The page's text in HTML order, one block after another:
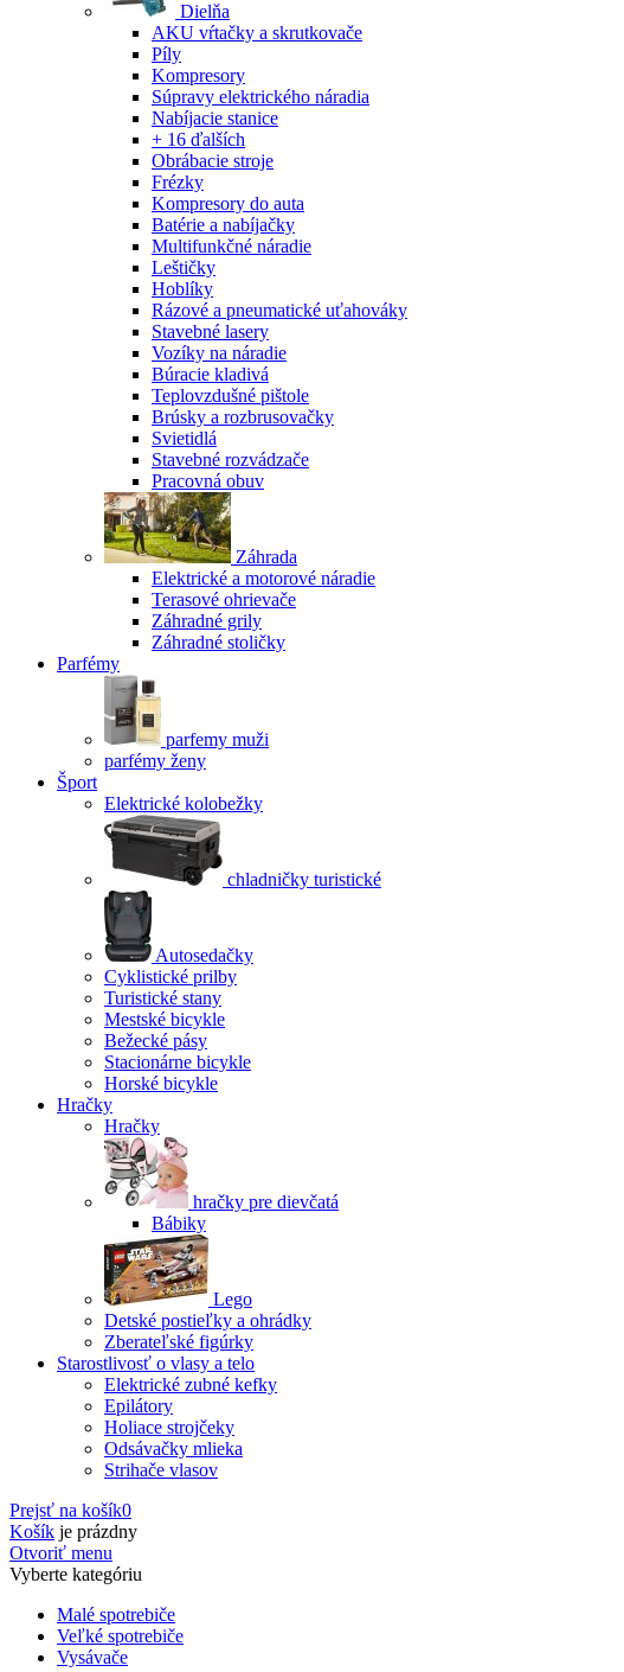
Dielňa
AKU vŕtačky a skrutkovače
Píly
Kompresory
Súpravy elektrického náradia
Nabíjacie stanice
+ 16 ďalších
Obrábacie stroje
Frézky
Kompresory do auta
Batérie a nabíjačky
Multifunkčné náradie
Leštičky
Hoblíky
Rázové a pneumatické uťahováky
Stavebné lasery
Vozíky na náradie
Búracie kladivá
Teplovzdušné pištole
Brúsky a rozbrusovačky
Svietidlá
Stavebné rozvádzače
Pracovná obuv
Záhrada
Elektrické a motorové náradie
Terasové ohrievače
Záhradné grily
Záhradné stoličky
Parfémy
parfemy muži
parfémy ženy
Šport
Elektrické kolobežky
chladničky turistické
Autosedačky
Cyklistické prilby
Turistické stany
Mestské bicykle
Bežecké pásy
Stacionárne bicykle
Horské bicykle
Hračky
Hračky
hračky pre dievčatá
Bábiky
Lego
Detské postieľky a ohrádky
Zberateľské figúrky
Starostlivosť o vlasy a telo
Elektrické zubné kefky
Epilátory
Holiace strojčeky
Odsávačky mlieka
Strihače vlasov
Prejsť na košík0
Košík je prázdny
Otvoriť menu
Vyberte kategóriu
Malé spotrebiče
Veľké spotrebiče
Vysávače